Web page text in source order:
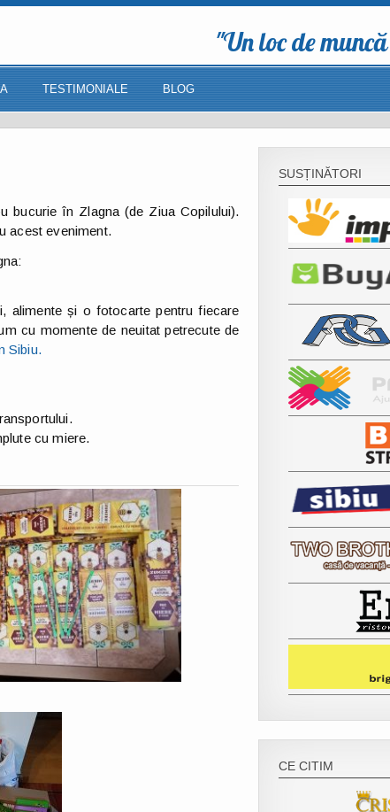
"Un loc de
TESTIMONIALE BLOG
bucurie în Zlagna (de Ziua Copilului).
acest eveniment.
alimente și o fotocarte pentru fiecare
cu momente de neuitat petrecute de
Sibiu.
cu miere.
SUSȚINĂTORI
CE CITIM